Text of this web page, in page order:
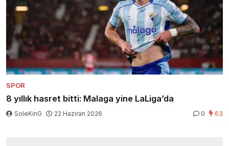
SPOR
8 yıllık hasret bitti: Malaga yine LaLiga’da
SoleKinG 22 Haziran 2026 0 63